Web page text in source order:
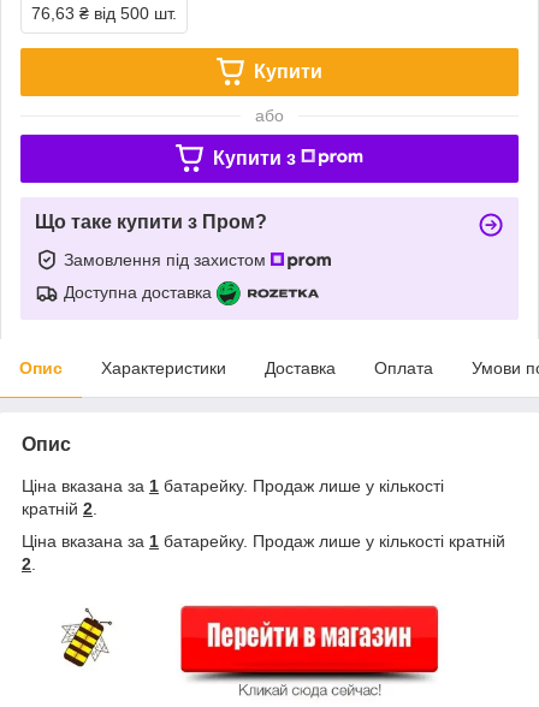
76,63 ₴ від 500 шт.
Купити
або
Купити з
Що таке купити з Пром?
Замовлення під захистом
Доступна доставка
Опис Характеристики Доставка Оплата Умови
Опис
Ціна вказана за 1 батарейку. Продаж лише у кількості
кратній 2
Ціна вказана за 1 батарейку. Продаж лише у кількості кратній
2